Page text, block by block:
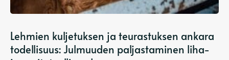
Lehmien kuljetuksen ja teurastuksen ankara
todellisuus: Julmuuden paljastaminen liha-